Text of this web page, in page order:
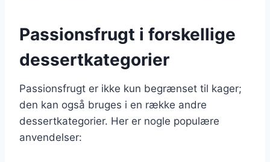
Passionsfrugt i forskellige
dessertkategorier
Passionsfrugt er ikke kun begrænset til kager;
den kan også bruges i en række andre
dessertkategorier. Her er nogle populære
anvendelser: